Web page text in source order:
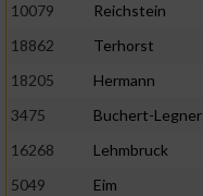
10079
Reichstein
18862
Terhorst
18205
Hermann
3475
Buchert-Legner
16268
Lehmbruck
5049
Eim